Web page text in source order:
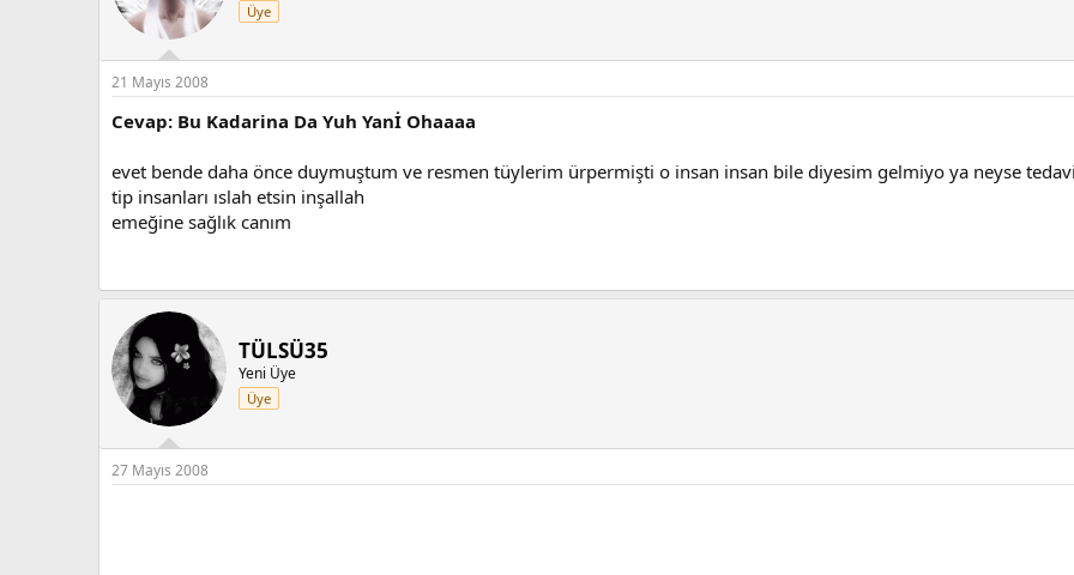
Üye
21 Mayıs 2008
Cevap: Bu Kadarina Da Yuh Yanİ Ohaaaa
evet bende daha önce duymuştum ve resmen tüylerim ürpermişti o insan insan bile diyesim gelmiyo ya neyse
tip insanları ıslah etsin inşallah
emeğine sağlık canım
TÜLSÜ35
Yeni Üye
Üye
27 Mayıs 2008